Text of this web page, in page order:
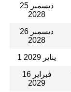
25 ديسمبر
2028
26 ديسمبر
2028
1 يناير 2029
16 فبراير
2029